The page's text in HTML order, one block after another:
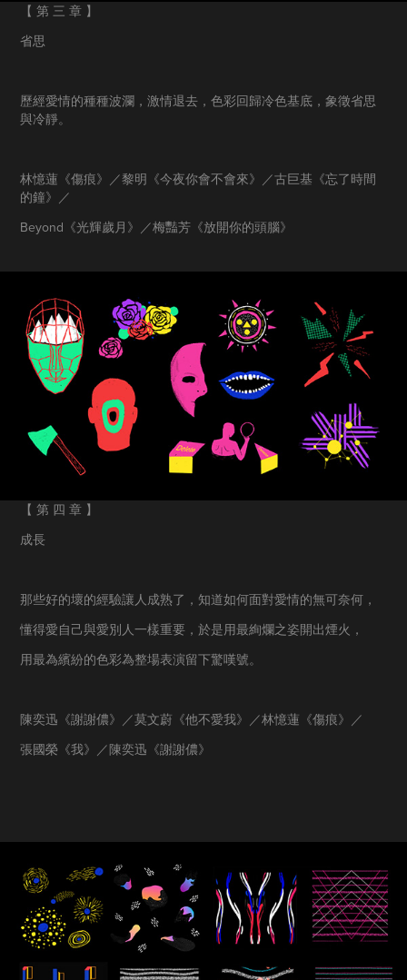
【 第 三 章 】
省思
歷經愛情的種種波瀾，激情退去，色彩回歸冷色基底，象徵省思
與冷靜。
林憶蓮《傷痕》／黎明《今夜你會不會來》／古巨基《忘了時間
的鐘》／
Beyond《光輝歲月》／梅豔芳《放開你的頭腦》
【 第 四 章 】
成長
那些好的壞的經驗讓人成熟了，知道如何面對愛情的無可奈何，
懂得愛自己與愛別人一樣重要，於是用最絢爛之姿開出煙火，
用最為繽紛的色彩為整場表演留下驚嘆號。
陳奕迅《謝謝儂》／莫文蔚《他不愛我》／林憶蓮《傷痕》／
張國榮《我》／陳奕迅《謝謝儂》